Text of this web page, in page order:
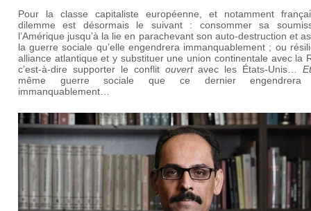
Pour la classe capitaliste européenne, et notamment
dilemme est désormais le suivant : consommer sa
l’Amérique jusqu’à la lie en parachevant son auto-destruction et
la guerre sociale qu’elle engendrera immanquablement ; ou
alliance atlantique et y substituer une union continentale avec la
c’est-à-dire supporter le conflit ouvertavec les États-Unis…
même guerre sociale que ce dernier engendrera
immanquablement…